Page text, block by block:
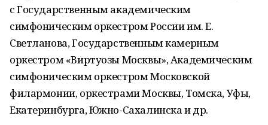
с Государственным академическим
симфоническим оркестром России им. Е.
Светланова, Государственным камерным
оркестром «Виртуозы Москвы», Академическим
симфоническим оркестром Московской
филармонии, оркестрами Москвы, Томска, Уфы,
Екатеринбурга, Южно-Сахалинска и др.